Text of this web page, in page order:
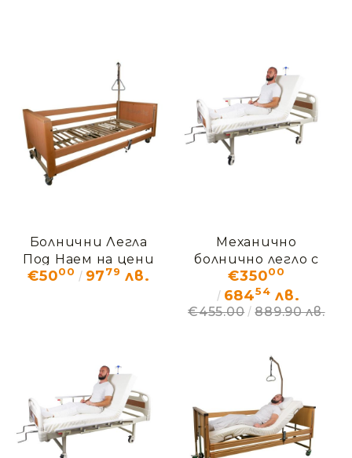
Болнични Легла
Под Наем на цени
от...
€5000 9779 лв.
Механично
болнично легло с
четири секции
ЕРГО
€35000
68454 лв.
€455.00 889.90 лв.